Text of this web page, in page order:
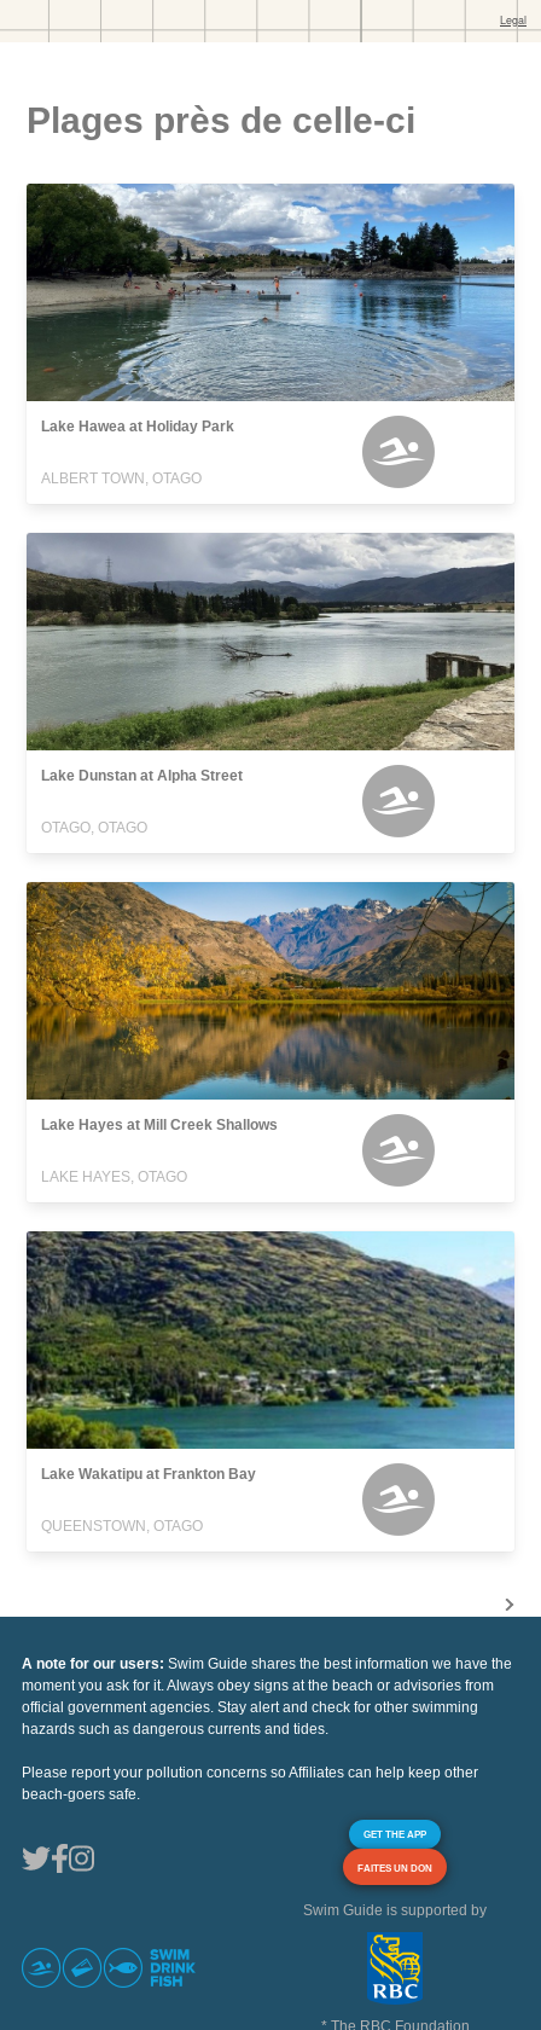
Plages près de celle-ci
Lake Hawea at Holiday Park
ALBERT TOWN, OTAGO
Lake Dunstan at Alpha Street
OTAGO, OTAGO
Lake Hayes at Mill Creek Shallows
LAKE HAYES, OTAGO
Lake Wakatipu at Frankton Bay
QUEENSTOWN, OTAGO
A note for our users: Swim Guide shares the best information we have the
moment you ask for it. Always obey signs at the beach or advisories from
official government agencies. Stay alert and check for other swimming
hazards such as dangerous currents and tides.
Please report your pollution concerns so Affiliates can help keep other
beach-goers safe.
GET THE APP
FAITES UN DON
Swim Guide is supported by
* The RBC Foundation